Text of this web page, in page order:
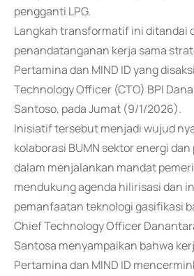
pengganti LPG.
Langkah transformatif ini ditandai
penandatanganan kerja sama
Pertamina dan MIND ID yang
Technology Officer (CTO) BPI
Santoso, pada Jumat (9/1/2026).
Inisiatif tersebut menjadi wujud
kolaborasi BUMN sektor energi
dalam menjalankan mandat
mendukung agenda hilirisasi dan
pemanfaatan teknologi gasifikasi
Chief Technology Officer
Santosa menyampaikan bahwa
Pertamina dan MIND ID